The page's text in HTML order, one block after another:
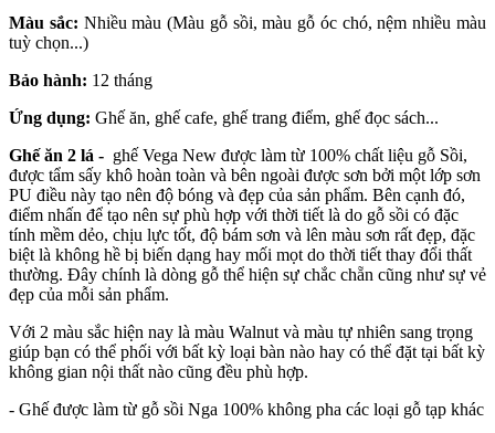
Màu sắc: Nhiều màu (Màu gỗ sồi, màu gỗ óc chó, nệm nhiều màu
tuỳ chọn...)
Bảo hành: 12 tháng
Ứng dụng: Ghế ăn, ghế cafe, ghế trang điểm, ghế đọc sách...
Ghế ăn 2 lá - ghế Vega New được làm từ 100% chất liệu gỗ Sồi,
được tẩm sấy khô hoàn toàn và bên ngoài được sơn bởi một lớp sơn
PU điều này tạo nên độ bóng và đẹp của sản phẩm. Bên cạnh đó,
điểm nhấn để tạo nên sự phù hợp với thời tiết là do gỗ sồi có đặc
tính mềm dẻo, chịu lực tốt, độ bám sơn và lên màu sơn rất đẹp, đặc
biệt là không hề bị biến dạng hay mối mọt do thời tiết thay đổi thất
thường. Đây chính là dòng gỗ thể hiện sự chắc chẵn cũng như sự vẻ
đẹp của mỗi sản phẩm.
Với 2 màu sắc hiện nay là màu Walnut và màu tự nhiên sang trọng
giúp bạn có thể phối với bất kỳ loại bàn nào hay có thể đặt tại bất kỳ
không gian nội thất nào cũng đều phù hợp.
- Ghế được làm từ gỗ sồi Nga 100% không pha các loại gỗ tạp khác